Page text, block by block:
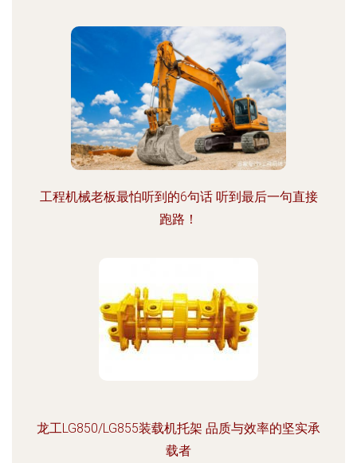
工程机械老板最怕听到的6句话 听到最后一句直接
跑路！
龙工LG850/LG855装载机托架 品质与效率的坚实承
载者